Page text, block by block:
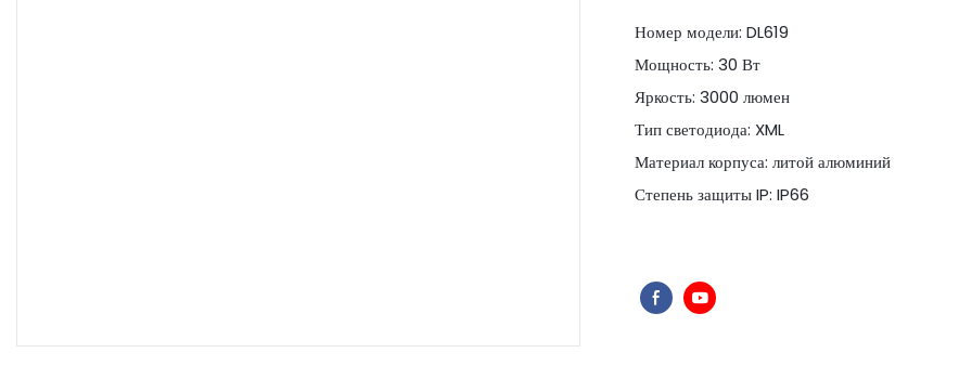
Номер модели: DL619
Мощность: 30 Вт
Яркость: 3000 люмен
Тип светодиода: XML
Материал корпуса: литой алюминий
Степень защиты IP: IP66